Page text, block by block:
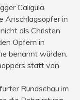
Caligula
Anschlagsopfer in
als Christen
Opfern in
benannt würden.
statt von
Rundschau im